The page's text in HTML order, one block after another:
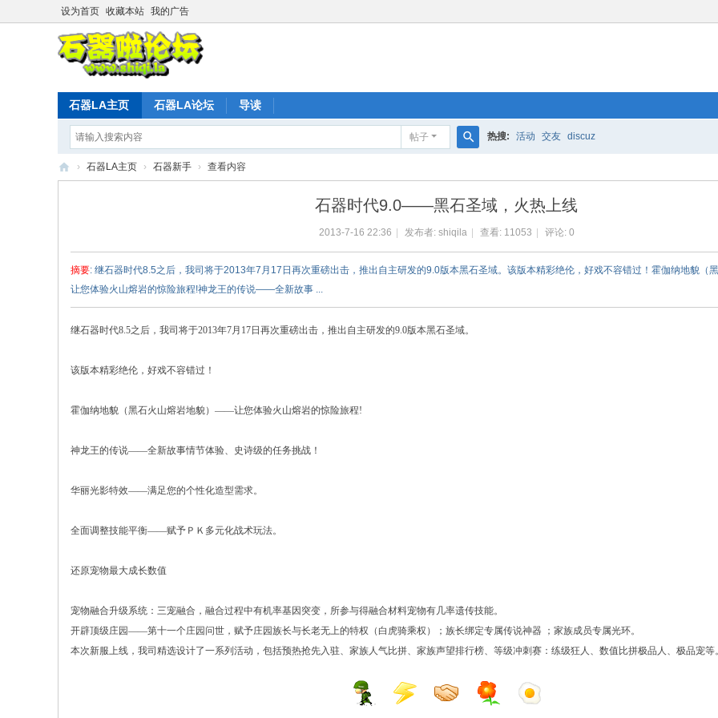
设为首页 收藏本站 我的广告
石器LA主页 石器LA论坛 导读
帖子
索
热搜: 活动 交友 discuz
› 石器LA主页 › 石器新手 › 查看内容
石器时代9.0——黑石圣域，火热上线
2013-7-16 22:36 发布者: shiqila 查看: 11053 评论: 0
摘要: 继石器时代8.5之后，我司将于2013年7月17日再次重磅出击，推出自主研发的9.0版本黑石圣域。该版本精彩绝伦，好戏不容错过！霍伽纳地貌
让您体验火山熔岩的惊险旅程!神龙王的传说——全新故事 ...
继石器时代8.5之后，我司将于2013年7月17日再次重磅出击，推出自主研发的9.0版本黑石圣域。
该版本精彩绝伦，好戏不容错过！
霍伽纳地貌（黑石火山熔岩地貌）——让您体验火山熔岩的惊险旅程!
神龙王的传说——全新故事情节体验、史诗级的任务挑战！
华丽光影特效——满足您的个性化造型需求。
全面调整技能平衡——赋予ＰＫ多元化战术玩法。
还原宠物最大成长数值
宠物融合升级系统：三宠融合，融合过程中有机率基因突变，所参与得融合材料宠物有几率遗传技能。
开辟顶级庄园——第十一个庄园问世，赋予庄园族长与长老无上的特权（白虎骑乘权）；族长绑定专属传说神器 ；家族成员专属光环。
本次新服上线，我司精选设计了一系列活动，包括预热抢先入驻、家族人气比拼、家族声望排行榜、等级冲刺赛：练级狂人、数值比拼极品人、极品宠等